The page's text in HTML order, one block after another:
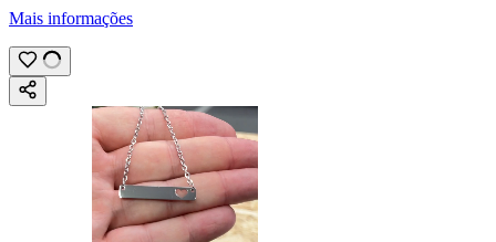
Mais informações